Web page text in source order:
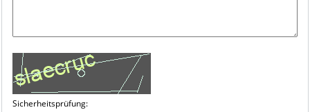
Sicherheitsprüfung: